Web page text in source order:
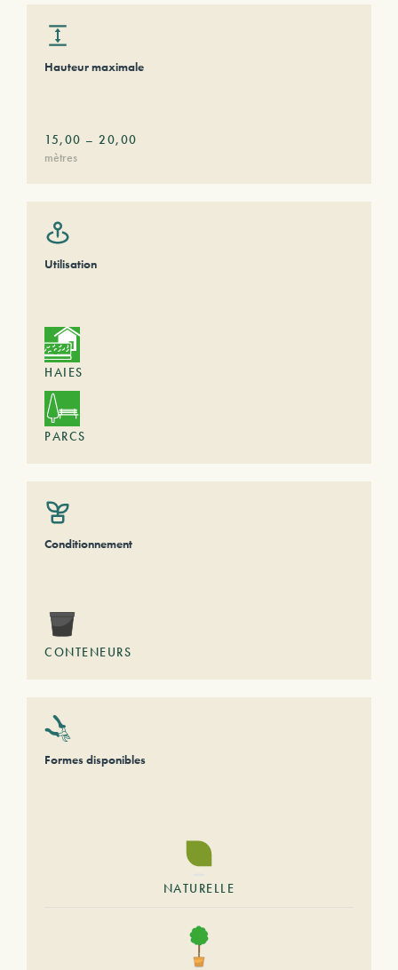
Hauteur maximale
15,00 – 20,00
mètres
Utilisation
HAIES
PARCS
Conditionnement
CONTENEURS
Formes disponibles
NATURELLE